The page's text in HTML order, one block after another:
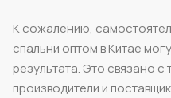
К сожалению,
спальни оптом в Китае
результата. Это связано с
производители и